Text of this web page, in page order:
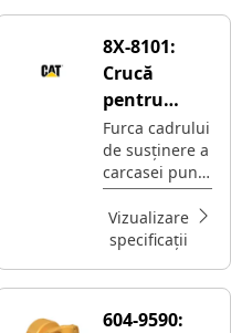
8X-8101:
Crucă
pentru
cadrul de
suport al
carcasei
axului
Furca cadrului
de susținere a
carcasei punții
Cat®
conectează
puntea la
a transmite
Vizualizare
specificații
604-9590: